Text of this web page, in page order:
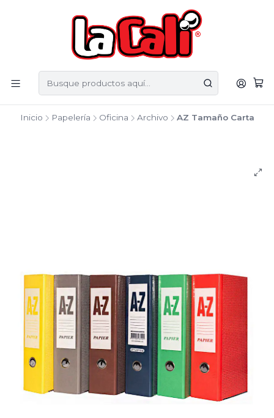
Inicio Papelería Oficina Archivo AZ Tamaño Carta